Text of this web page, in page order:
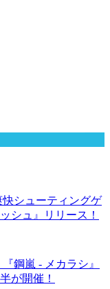
シューティングゲ
シュ』リリース！
鋼嵐 - メカラシ』
が開催！